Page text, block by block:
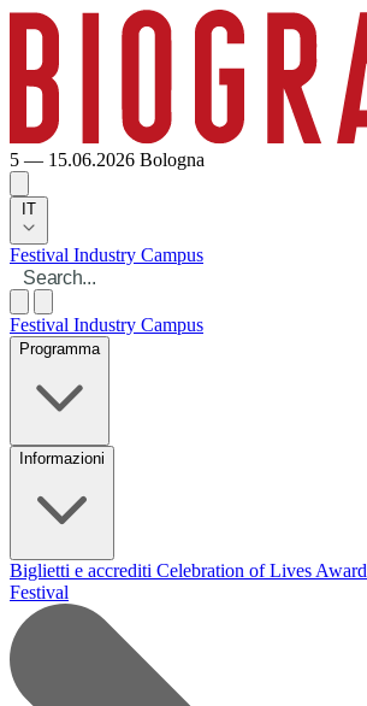
5 — 15.06.2026 Bologna
IT
Festival Industry Campus
Festival Industry Campus
Programma
Informazioni
Biglietti e accrediti Celebration of Lives Award
Festival